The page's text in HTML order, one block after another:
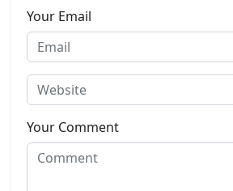
Your Email
Your Comment